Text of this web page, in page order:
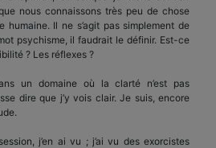
nous connaissons très peu de chose
humaine. Il ne s’agit pas simplement de
psychisme, il faudrait le définir. Est-ce
? Les réflexes ?
un domaine où la clarté n’est pas
dire que j’y vois clair. Je suis, encore
j’en ai vu ; j’ai vu des exorcistes